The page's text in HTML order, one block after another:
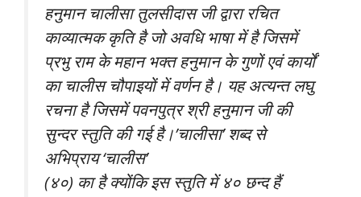
हनुमान चालीसा तुलसीदास जी द्वारा रचित
काव्यात्मक कृति है जो अवधि भाषा में है जिसमें
प्रभु राम के महान भक्त हनुमान के गुणों एवं कार्यों
का चालीस चौपाइयों में वर्णन है। यह अत्यन्त लघु
रचना है जिसमें पवनपुत्र श्री हनुमान जी की
सुन्दर स्तुति की गई है।’चालीसा’ शब्द से
अभिप्राय ‘चालीस’
(४०) का है क्योंकि इस स्तुति में ४० छन्द हैं